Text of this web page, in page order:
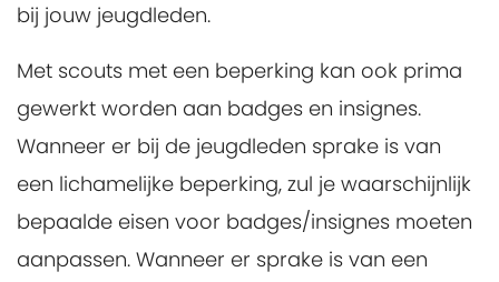
bij jouw jeugdleden.
Met scouts met een beperking kan ook prima
gewerkt worden aan badges en insignes.
Wanneer er bij de jeugdleden sprake is van
een lichamelijke beperking, zul je waarschijnlijk
bepaalde eisen voor badges/insignes moeten
aanpassen. Wanneer er sprake is van een